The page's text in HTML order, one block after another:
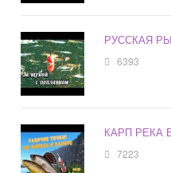
РУССКАЯ
6393
КАРП РЕКА
7223